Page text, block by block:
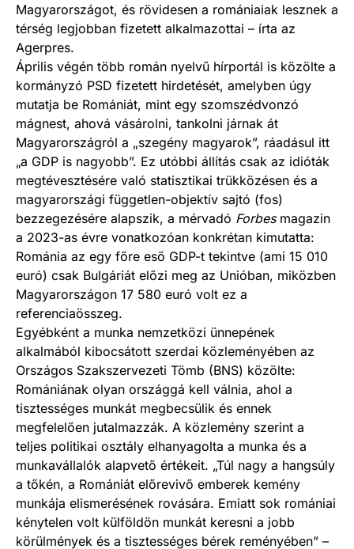
Magyarországot, és rövidesen a romániaiak lesznek a
térség legjobban fizetett alkalmazottai – írta az
Agerpres.
Április végén több román nyelvű hírportál is közölte a
kormányzó PSD fizetett hirdetését, amelyben úgy
mutatja be Romániát, mint egy szomszédvonzó
mágnest, ahová vásárolni, tankolni járnak át
Magyarországról a „szegény magyarok”, ráadásul itt
„a GDP is nagyobb”. Ez utóbbi állítás csak az idióták
megtévesztésére való statisztikai trükközésen és a
magyarországi független-objektív sajtó (fos)
bezzegezésére alapszik, a mérvadó Forbesmagazin
a 2023-as évre vonatkozóan konkrétan kimutatta:
Románia az egy főre eső GDP-t tekintve (ami 15 010
euró) csak Bulgáriát előzi meg az Unióban, miközben
Magyarországon 17 580 euró volt ez a
referenciaösszeg.
Egyébként a munka nemzetközi ünnepének
alkalmából kibocsátott szerdai közleményében az
Országos Szakszervezeti Tömb (BNS) közölte:
Romániának olyan országgá kell válnia, ahol a
tisztességes munkát megbecsülik és ennek
megfelelően jutalmazzák. A közlemény szerint a
teljes politikai osztály elhanyagolta a munka és a
munkavállalók alapvető értékeit. „Túl nagy a hangsúly
a tőkén, a Romániát előrevivő emberek kemény
munkája elismerésének rovására. Emiatt sok romániai
kénytelen volt külföldön munkát keresni a jobb
körülmények és a tisztességes bérek reményében” –